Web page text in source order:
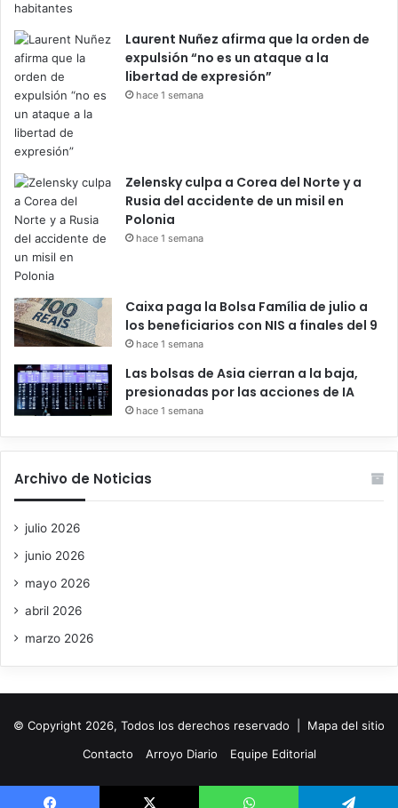
Laurent Nuñez afirma que la orden de
expulsión “no es un ataque a la
libertad de expresión”
hace 1 semana
Zelensky culpa a Corea del Norte y a
Rusia del accidente de un misil en
Polonia
hace 1 semana
Caixa paga la Bolsa Família de julio a
los beneficiarios con NIS a finales del 9
hace 1 semana
Las bolsas de Asia cierran a la baja,
presionadas por las acciones de IA
hace 1 semana
Archivo de Noticias
julio 2026
junio 2026
mayo 2026
abril 2026
marzo 2026
© Copyright 2026, Todos los derechos reservado | Mapa del sitio
Contacto
Arroyo Diario Equipe Editorial